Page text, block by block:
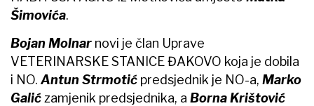
Šimovića.
Bojan Molnar novi je član Uprave
VETERINARSKE STANICE ĐAKOVO koja je dobila
i NO. Antun Strmotić predsjednik je NO-a, Marko
Galićzamjenik predsjednika, a Borna Krištović